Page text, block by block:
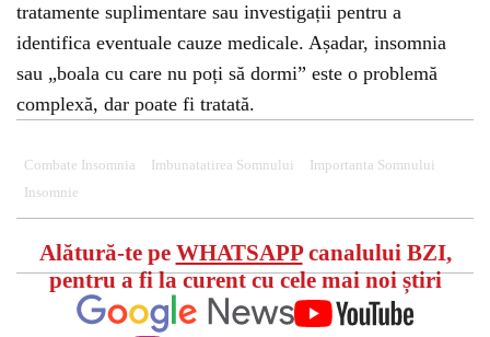
tratamente suplimentare sau investigații pentru a
identifica eventuale cauze medicale. Așadar, insomnia
sau „boala cu care nu poți să dormi” este o problemă
complexă, dar poate fi tratată.
Combate Insomnia Imbunatatirea Somnului
Importanta Somnului
Insomnie
Alătură-te pe WHATSAPPcanalului BZI,
pentru a fi la curent cu cele mai noi știri